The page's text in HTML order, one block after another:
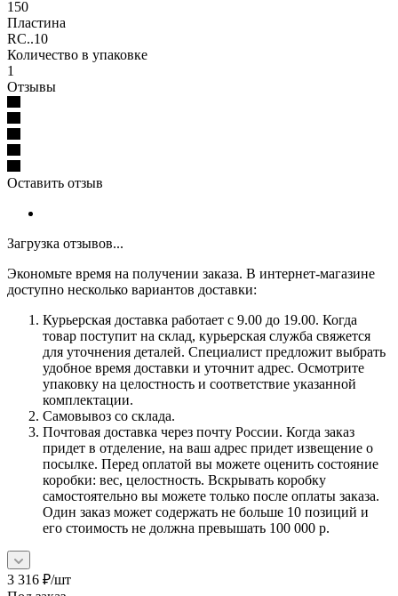
150
Пластина
RC..10
Количество в упаковке
1
Отзывы
Оставить отзыв
Загрузка отзывов...
Экономьте время на получении заказа. В интернет-магазине
доступно несколько вариантов доставки:
Курьерская доставка работает с 9.00 до 19.00. Когда
товар поступит на склад, курьерская служба свяжется
для уточнения деталей. Специалист предложит выбрать
удобное время доставки и уточнит адрес. Осмотрите
упаковку на целостность и соответствие указанной
комплектации.
Самовывоз со склада.
Почтовая доставка через почту России. Когда заказ
придет в отделение, на ваш адрес придет извещение о
посылке. Перед оплатой вы можете оценить состояние
коробки: вес, целостность. Вскрывать коробку
самостоятельно вы можете только после оплаты заказа.
Один заказ может содержать не больше 10 позиций и
его стоимость не должна превышать 100 000 р.
3 316 ₽/шт